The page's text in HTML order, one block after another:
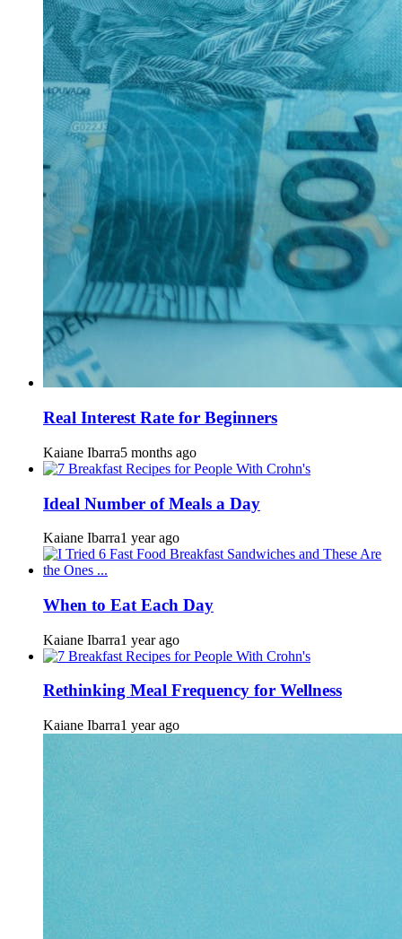
Real Interest Rate for Beginners
Kaiane Ibarra5 months ago
Ideal Number of Meals a Day
Kaiane Ibarra1 year ago
When to Eat Each Day
Kaiane Ibarra1 year ago
Rethinking Meal Frequency for Wellness
Kaiane Ibarra1 year ago